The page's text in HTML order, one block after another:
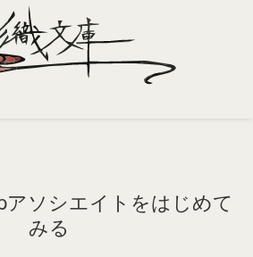
アソシエイトをはじめて
みる